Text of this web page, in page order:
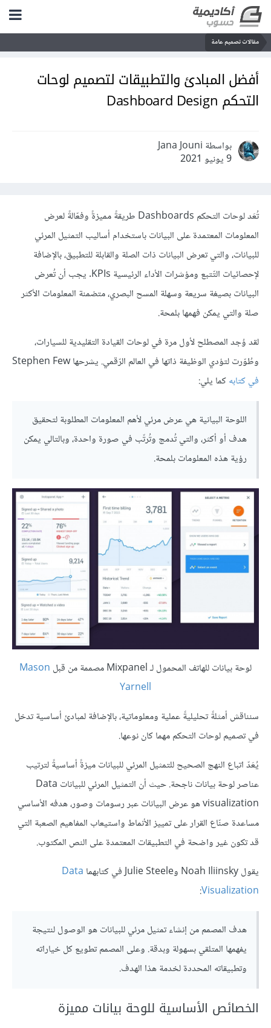
مقالات تصميم عامة
أفضل المبادئ والتطبيقات لتصميم لوحات
التحكم Dashboard Design
بواسطة Jana Jouni
9 يونيو 2021
تُعَد لوحات التحكم Dashboards طريقةً مميزةً وفعّالةً لعرض
المعلومات المعتمدة على البيانات باستخدام أساليب التمثيل المرئي
للبيانات، والتي تعرض البيانات ذات الصلة والقابلة للتطبيق، بالإضافة
لإحصائيات التّتبع ومؤشرات الأداء الرئيسية KPIs. يجب أن تُعرض
البيانات بصيغة سريعة وسهلة المسح البصري، متضمنة المعلومات الأكثر
صلة والتي يمكن فهمها بلمحة.
لقد وُجد المصطلح لأول مرة في لوحات القيادة التقليدية للسيارات،
وطُوّرت لتؤدي الوظيفة ذاتها في العالم الرّقمي. يشرحها Stephen Few
في كتابهكما يلي:
اللوحة البيانية هي عرض مرئي لأهم المعلومات المطلوبة لتحقيق
هدف أو أكثر، والتي تُدمج وتُرتّب في صورة واحدة، وبالتالي يمكن
رؤية هذه المعلومات بلمحة.
لوحة بيانات للهاتف المحمول لـ Mixpanel مصممة من قبل
Mason
Yarnell
سنناقش أمثلةً تحليليةً عملية ومعلوماتية، بالإضافة لمبادئ أساسية تدخل
في تصميم لوحات التحكم مهما كان نوعها.
يُعَدّ اتباع النهج الصحيح للتمثيل المرئي للبيانات ميزةً أساسيةً لترتيب
عناصر لوحة بيانات ناجحة. حيث أن التمثيل المرئي للبيانات Data
visualization هو عرض البيانات عبر رسومات وصور، هدفه الأساسي
مساعدة صنّاع القرار على تمييز الأنماط واستيعاب المفاهيم الصعبة التي
قد تكون غير واضحة في التطبيقات المعتمدة على النص المكتوب.
يقول Noah Iliinsky وJulie Steele في كتابهما
Data
Visualization
:
هدف المصمم من إنشاء تمثيل مرئي للبيانات هو الوصول لنتيجة
يفهمها المتلقي بسهولة وبدقة. وعلى المصمم تطويع كل خياراته
وتطبيقاته المحددة لخدمة هذا الهدف.
الخصائص الأساسية للوحة بيانات مميزة